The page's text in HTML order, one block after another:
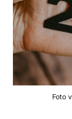
Foto